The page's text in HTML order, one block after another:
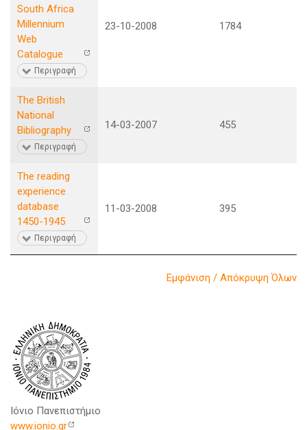
South Africa
Millennium
Web
Catalogue
Περιγραφή
23-10-2008 1784
The British
National
Bibliography
Περιγραφή
14-03-2007 455
The reading
experience
database
1450-1945
Περιγραφή
11-03-2008 395
Εμφάνιση / Απόκρυψη Όλων
Ιόνιο Πανεπιστήμιο
www.ionio.gr